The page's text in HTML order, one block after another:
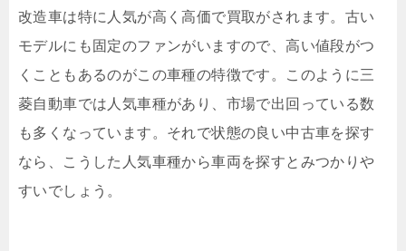
改造車は特に人気が高く高価で買取がされます。古い
モデルにも固定のファンがいますので、高い値段がつ
くこともあるのがこの車種の特徴です。このように三
菱自動車では人気車種があり、市場で出回っている数
も多くなっています。それで状態の良い中古車を探す
なら、こうした人気車種から車両を探すとみつかりや
すいでしょう。